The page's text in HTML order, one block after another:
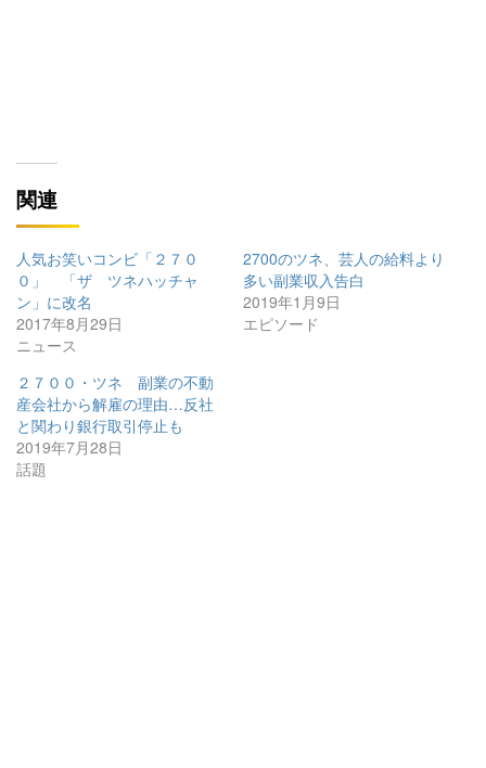
関連
人気お笑いコンビ「２７０
０」 「ザ ツネハッチャ
ン」に改名
2017年8月29日
ニュース
2700のツネ、芸人の給料より
多い副業収入告白
2019年1月9日
エピソード
２７００・ツネ 副業の不動
産会社から解雇の理由…反社
と関わり銀行取引停止も
2019年7月28日
話題